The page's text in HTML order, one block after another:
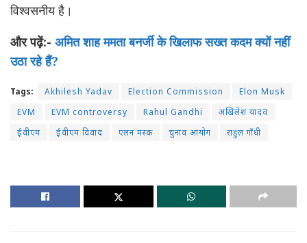
विश्वसनीय है।
और पढ़ें:- अमित शाह ममता बनर्जी के खिलाफ सख्त कदम क्यों नहीं
उठा रहे हैं?
Tags: Akhilesh Yadav Election Commission
Elon Musk
EVM
EVM controversy Rahul Gandhi
अखिलेश यादव
ईवीएम
ईवीएम विवाद एलन मस्क चुनाव आयोग राहुल गाँधी